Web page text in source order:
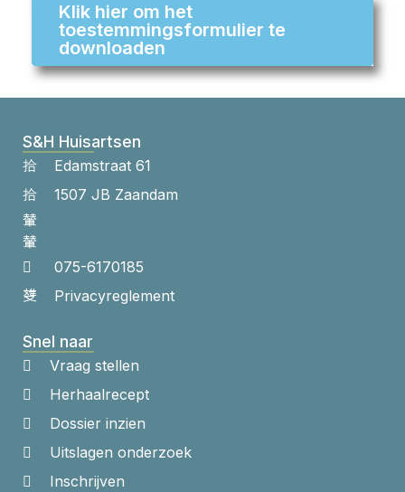
Klik hier om het
toestemmingsformulier te
downloaden
S&H Huisartsen
Edamstraat 61
1507 JB Zaandam
075-6170185
Privacyreglement
Snel naar
Vraag stellen
Herhaalrecept
Dossier inzien
Uitslagen onderzoek
Inschrijven